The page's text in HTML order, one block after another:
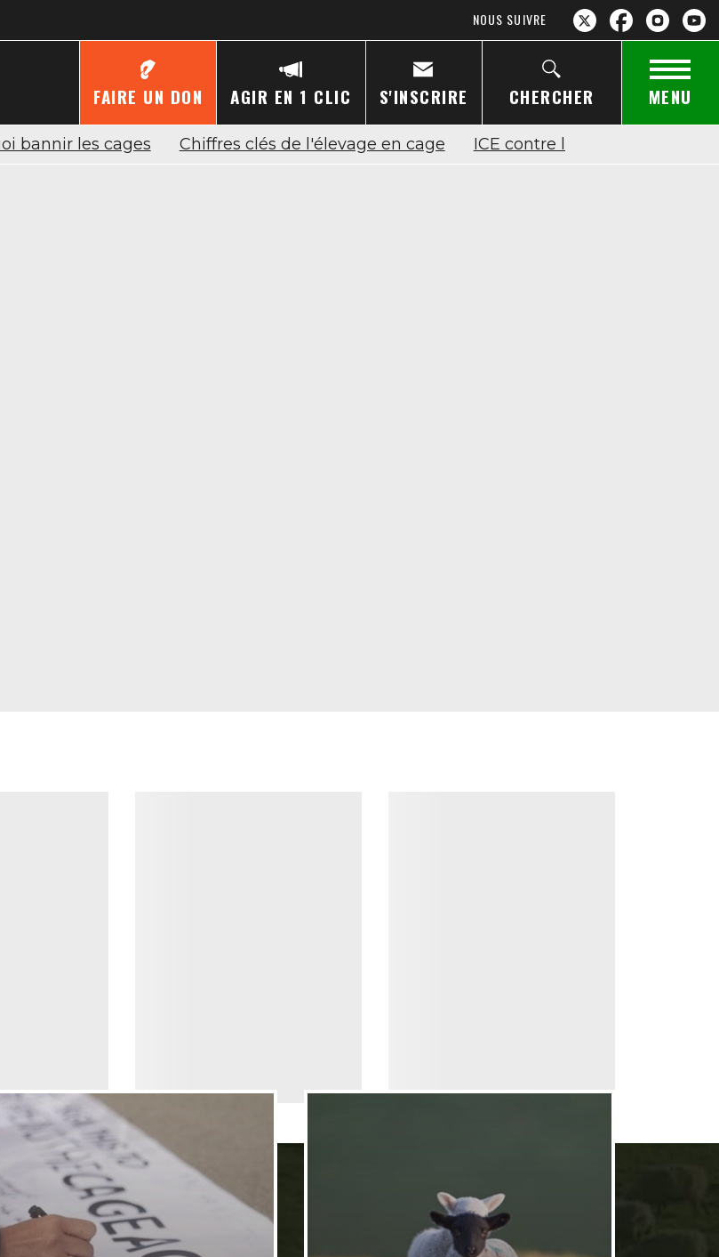
NOUS SUIVRE
FAIRE UN DON AGIR EN 1 CLIC S'INSCRIRE CHERCHER MENU
bannir les cages Chiffres clés de l'élevage en cage ICE contre les cages